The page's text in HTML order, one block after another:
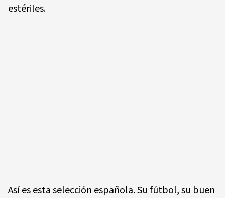
estériles.
Así es esta selección española. Su fútbol, su buen